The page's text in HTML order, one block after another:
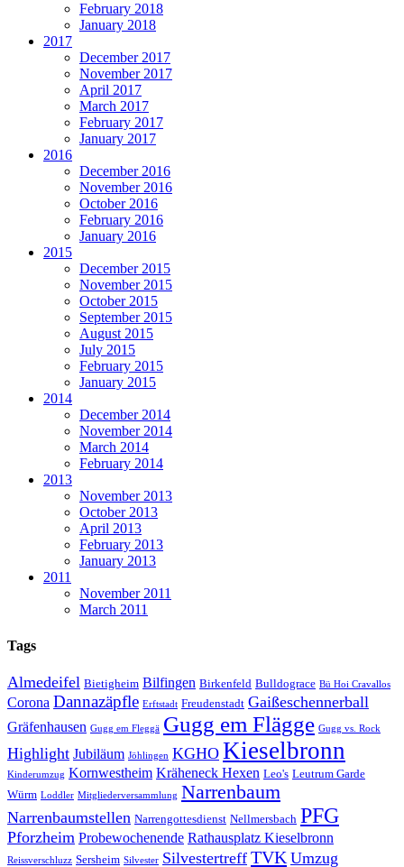
February 2018
January 2018
2017
December 2017
November 2017
April 2017
March 2017
February 2017
January 2017
2016
December 2016
November 2016
October 2016
February 2016
January 2016
2015
December 2015
November 2015
October 2015
September 2015
August 2015
July 2015
February 2015
January 2015
2014
December 2014
November 2014
March 2014
February 2014
2013
November 2013
October 2013
April 2013
February 2013
January 2013
2011
November 2011
March 2011
Tags
Almedeifel Bietigheim Bilfingen Birkenfeld Bulldograce Bü Hoi Cravallos
Corona Dannazäpfle Erftstadt Freudenstadt Gaißeschennerball
Gräfenhausen Gugg em Fleggä Gugg em Flägge Gugg vs. Rock
Highlight Jubiläum Jöhlingen KGHO Kieselbronn
Kinderumzug Kornwestheim Kräheneck Hexen Leo's Leutrum Garde
Würm Loddler Mitgliederversammlung Narrenbaum
Narrenbaumstellen Narrengottesdienst Nellmersbach PFG
Pforzheim Probewochenende Rathausplatz Kieselbronn
Reissverschluzz Sersheim Silvester Silvestertreff TVK Umzug